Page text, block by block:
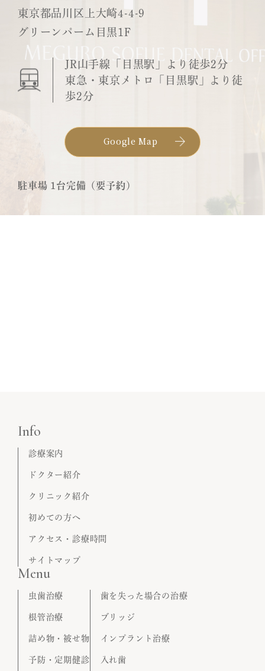
東京都品川区上大崎4-4-9
グリーンパーム目黒1F
JR山手線「目黒駅」より徒歩2分
東急・東京メトロ「目黒駅」より徒
歩2分
Google Map
駐車場 1台完備（要予約）
Info
診療案内
ドクター紹介
クリニック紹介
初めての方へ
アクセス・診療時間
サイトマップ
Menu
虫歯治療
根管治療
詰め物・被せ物
予防・定期健診
歯を失った場合の治療
ブリッジ
インプラント治療
入れ歯